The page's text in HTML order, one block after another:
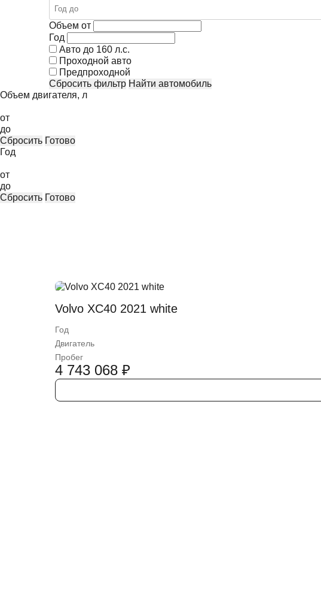
Объем от
Год
Авто до 160 л.с.
Проходной авто
Предпроходной
Сбросить фильтр
Найти автомобиль
Объем двигателя, л
от
до
Сбросить Готово
Год
от
до
Сбросить Готово
Volvo XC40 2021 white
Год
Двигатель
Пробег
4 743 068 ₽